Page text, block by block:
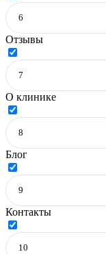
Отзывы
О клинике
Блог
Контакты